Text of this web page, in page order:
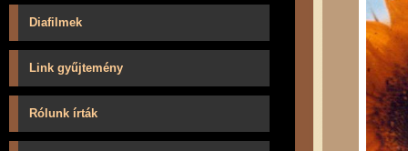
Diafilmek
Link gyűjtemény
Rólunk írták